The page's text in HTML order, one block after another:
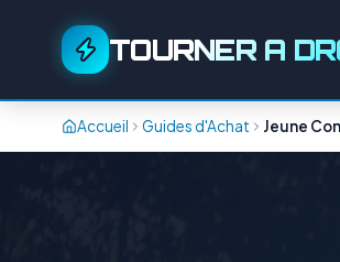
TOURNER A
Accueil Guides d'Achat Jeune